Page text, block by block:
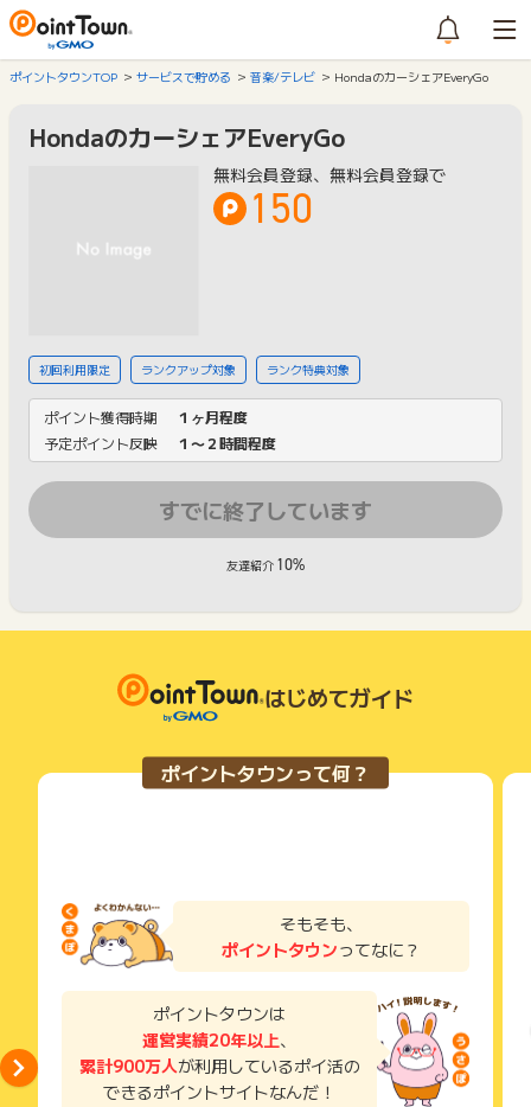
ポイントタウンTOP サービスで貯める 音楽/テレビ HondaのカーシェアEveryGo
HondaのカーシェアEveryGo
無料会員登録、無料会員登録で
150
初回利用限定 ランクアップ対象 ランク特典対象
ポイント獲得時期
１ヶ月程度
予定ポイント反映
１〜２時間程度
すでに終了しています
友達紹介 10%
はじめてガイド
ポイントタウンって何？
そもそも、
ポイントタウンってなに？
ポイントタウンは
運営実績20年以上、
累計900万人が利用しているポイ活の
できるポイントサイトなんだ！